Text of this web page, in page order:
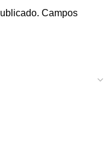
Campos